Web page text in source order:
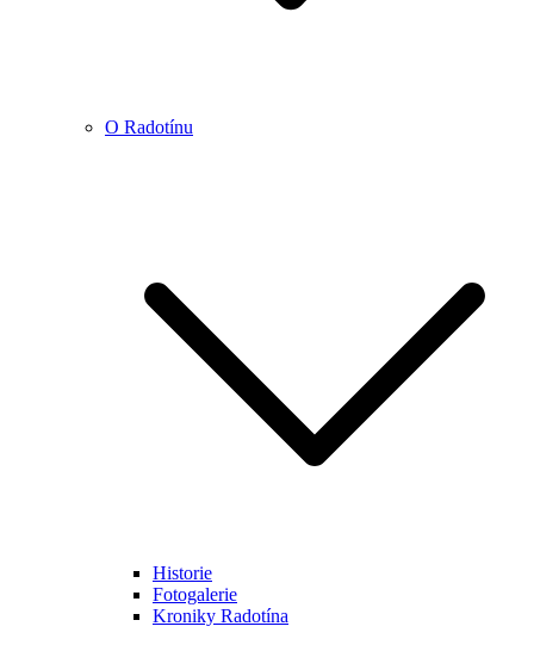
O Radotínu
Historie
Fotogalerie
Kroniky Radotína